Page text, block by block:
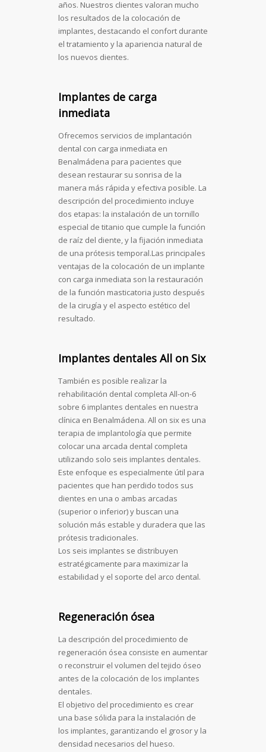
años. Nuestros clientes valoran mucho
los resultados de la colocación de
implantes, destacando el confort durante
el tratamiento y la apariencia natural de
los nuevos dientes.
Implantes de carga
inmediata
Ofrecemos servicios de implantación
dental con carga inmediata en
Benalmádena para pacientes que
desean restaurar su sonrisa de la
manera más rápida y efectiva posible. La
descripción del procedimiento incluye
dos etapas: la instalación de un tornillo
especial de titanio que cumple la función
de raíz del diente, y la fijación inmediata
de una prótesis temporal.Las principales
ventajas de la colocación de un implante
con carga inmediata son la restauración
de la función masticatoria justo después
de la cirugía y el aspecto estético del
resultado.
Implantes dentales All on Six
También es posible realizar la
rehabilitación dental completa All-on-6
sobre 6 implantes dentales en nuestra
clínica en Benalmádena. All on six es una
terapia de implantología que permite
colocar una arcada dental completa
utilizando solo seis implantes dentales.
Este enfoque es especialmente útil para
pacientes que han perdido todos sus
dientes en una o ambas arcadas
(superior o inferior) y buscan una
solución más estable y duradera que las
prótesis tradicionales.
Los seis implantes se distribuyen
estratégicamente para maximizar la
estabilidad y el soporte del arco dental.
Regeneración ósea
La descripción del procedimiento de
regeneración ósea consiste en aumentar
o reconstruir el volumen del tejido óseo
antes de la colocación de los implantes
dentales.
El objetivo del procedimiento es crear
una base sólida para la instalación de
los implantes, garantizando el grosor y la
densidad necesarios del hueso.